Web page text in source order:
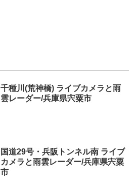
千種川(荒神橋) ライブカメラと雨
雲レーダー/兵庫県宍粟市
国道29号・兵阪トンネル南 ライブ
カメラと雨雲レーダー/兵庫県宍粟
市